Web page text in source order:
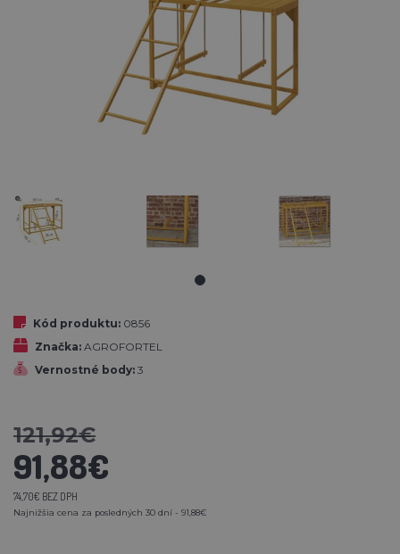
Kód produktu: 0856
Značka: AGROFORTEL
Vernostné body: 3
121,92€
91,88€
74,70€ BEZ DPH
Najnižšia cena za posledných 30 dní - 91,88€